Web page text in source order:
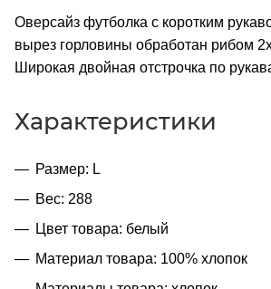
Оверсайз футболка с коротким
вырез горловины обработан рибом
Широкая двойная отстрочка по
Характеристики
Размер: L
Вес: 288
Цвет товара: белый
Материал товара: 100% хлопок